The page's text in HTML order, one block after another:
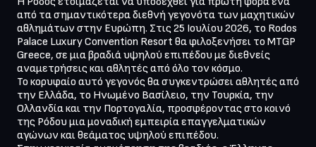
από τα σημαντικότερα διεθνή γεγονότα των μαχητικών
αθλημάτων στην Ευρώπη. Στις 25 Ιουλίου 2026, το Rodos
Palace Luxury Convention Resort θα φιλοξενήσει το MTGP
Greece, σε μια βραδιά υψηλού επιπέδου με διεθνείς
αναμετρήσεις και αθλητές από όλο τον κόσμο.
Το κορυφαίο αυτό γεγονός θα συγκεντρώσει αθλητές από
την Ελλάδα, το Ηνωμένο Βασίλειο, την Τουρκία, την
Ολλανδία και την Πορτογαλία, προσφέροντας στο κοινό
της Ρόδου μια μοναδική εμπειρία επαγγελματικών
αγώνων και θεάματος υψηλού επιπέδου.